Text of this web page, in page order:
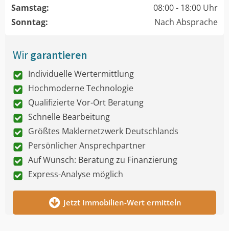
Samstag:
08:00 - 18:00 Uhr
Sonntag:
Nach Absprache
Wirgarantieren
Individuelle Wertermittlung
Hochmoderne Technologie
Qualifizierte Vor-Ort Beratung
Schnelle Bearbeitung
Größtes Maklernetzwerk Deutschlands
Persönlicher Ansprechpartner
Auf Wunsch: Beratung zu Finanzierung
Express-Analyse möglich
Jetzt Immobilien-Wert ermitteln